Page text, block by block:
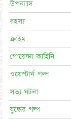
উপন্যাস
রহস্য
ক্রাইম
গোয়েন্দা কাহিনি
ওয়েস্টার্ন গল্প
সত্য ঘটনা
যুদ্ধের গল্প